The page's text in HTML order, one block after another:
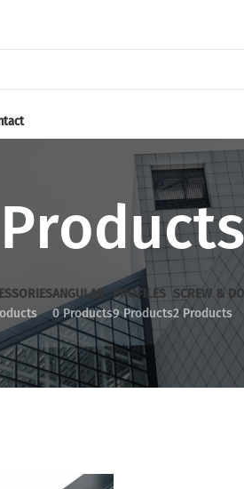
Products
ANGULAR
0 Products
PROFILES
9 Products
SCREW &
2 Products